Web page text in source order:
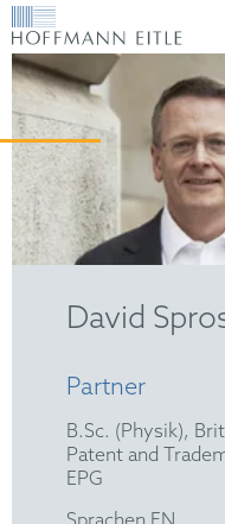
David
Partner
B.Sc. (Physik),
Patent and
EPG